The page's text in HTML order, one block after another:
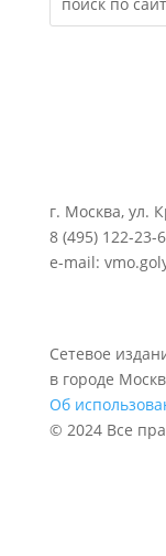
г. Москва, ул.
8 (495) 122-23-
e-mail:
Сетевое
в городе
Об
© 2024 Все